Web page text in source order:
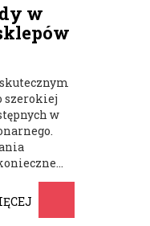
w
szerokiej
w